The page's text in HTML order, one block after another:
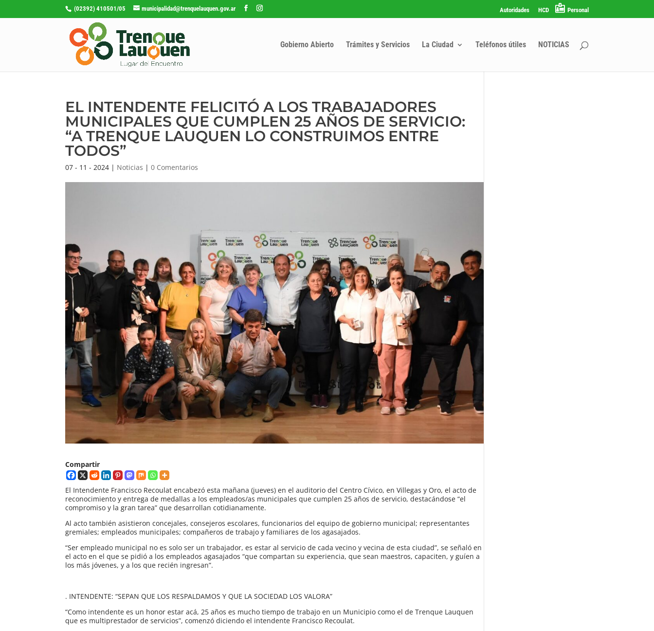
(02392) 410501/05 municipalidad@trenquelauquen.gov.ar Autoridades HCD Personal
Gobierno Abierto Trámites y Servicios La Ciudad Teléfonos útiles NOTICIAS
EL INTENDENTE FELICITÓ A LOS TRABAJADORES
MUNICIPALES QUE CUMPLEN 25 AÑOS DE SERVICIO:
“A TRENQUE LAUQUEN LO CONSTRUIMOS ENTRE
TODOS”
07 - 11 - 2024 | Noticias |0 Comentarios
Compartir
El Intendente Francisco Recoulat encabezó esta mañana (jueves) en el auditorio del Centro Cívico, en Villegas y Oro, el acto de
reconocimiento y entrega de medallas a los empleados/as municipales que cumplen 25 años de servicio, destacándose “el
compromiso y la gran tarea” que desarrollan cotidianamente.
Al acto también asistieron concejales, consejeros escolares, funcionarios del equipo de gobierno municipal; representantes
gremiales; empleados municipales; compañeros de trabajo y familiares de los agasajados.
“Ser empleado municipal no es solo ser un trabajador, es estar al servicio de cada vecino y vecina de esta ciudad”, se señaló en
el acto en el que se pidió a los empleados agasajados “que compartan su experiencia, que sean maestros, capaciten, y guíen a
los más jóvenes, y a los que recién ingresan”.
. INTENDENTE: “SEPAN QUE LOS RESPALDAMOS Y QUE LA SOCIEDAD LOS VALORA”
“Como intendente es un honor estar acá, 25 años es mucho tiempo de trabajo en un Municipio como el de Trenque Lauquen
que es multiprestador de servicios”, comenzó diciendo el intendente Francisco Recoulat.